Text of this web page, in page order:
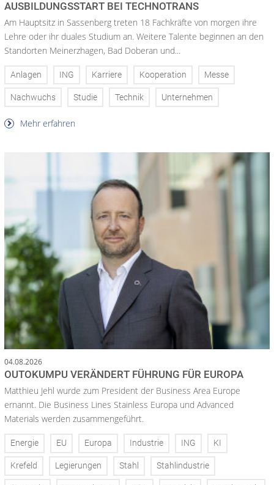
AUSBILDUNGSSTART BEI TECHNOTRANS
Am Hauptsitz in Sassenberg treten 18 Fachkräfte von morgen ihre
Lehre oder ihr duales Studium an. Weitere Talente beginnen an den
Standorten Meinerzhagen, Bad Doberan und...
Anlagen ING Karriere Kooperation Messe
Nachwuchs Studie Technik Unternehmen
Mehr erfahren
04.08.2026
OUTOKUMPU VERÄNDERT FÜHRUNG FÜR EUROPA
Matthieu Jehl wurde zum President der Business Area Europe
ernannt. Die Business Lines Stainless Europa und Advanced
Materials werden zusammengeführt.
Energie EU Europa Industrie ING KI
Krefeld Legierungen Stahl Stahlindustrie